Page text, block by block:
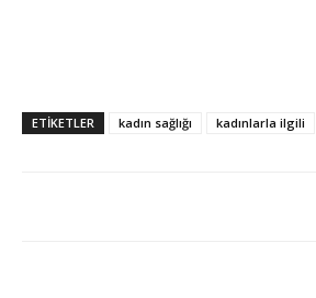
ETİKETLER kadın sağlığı kadınlarla ilgili